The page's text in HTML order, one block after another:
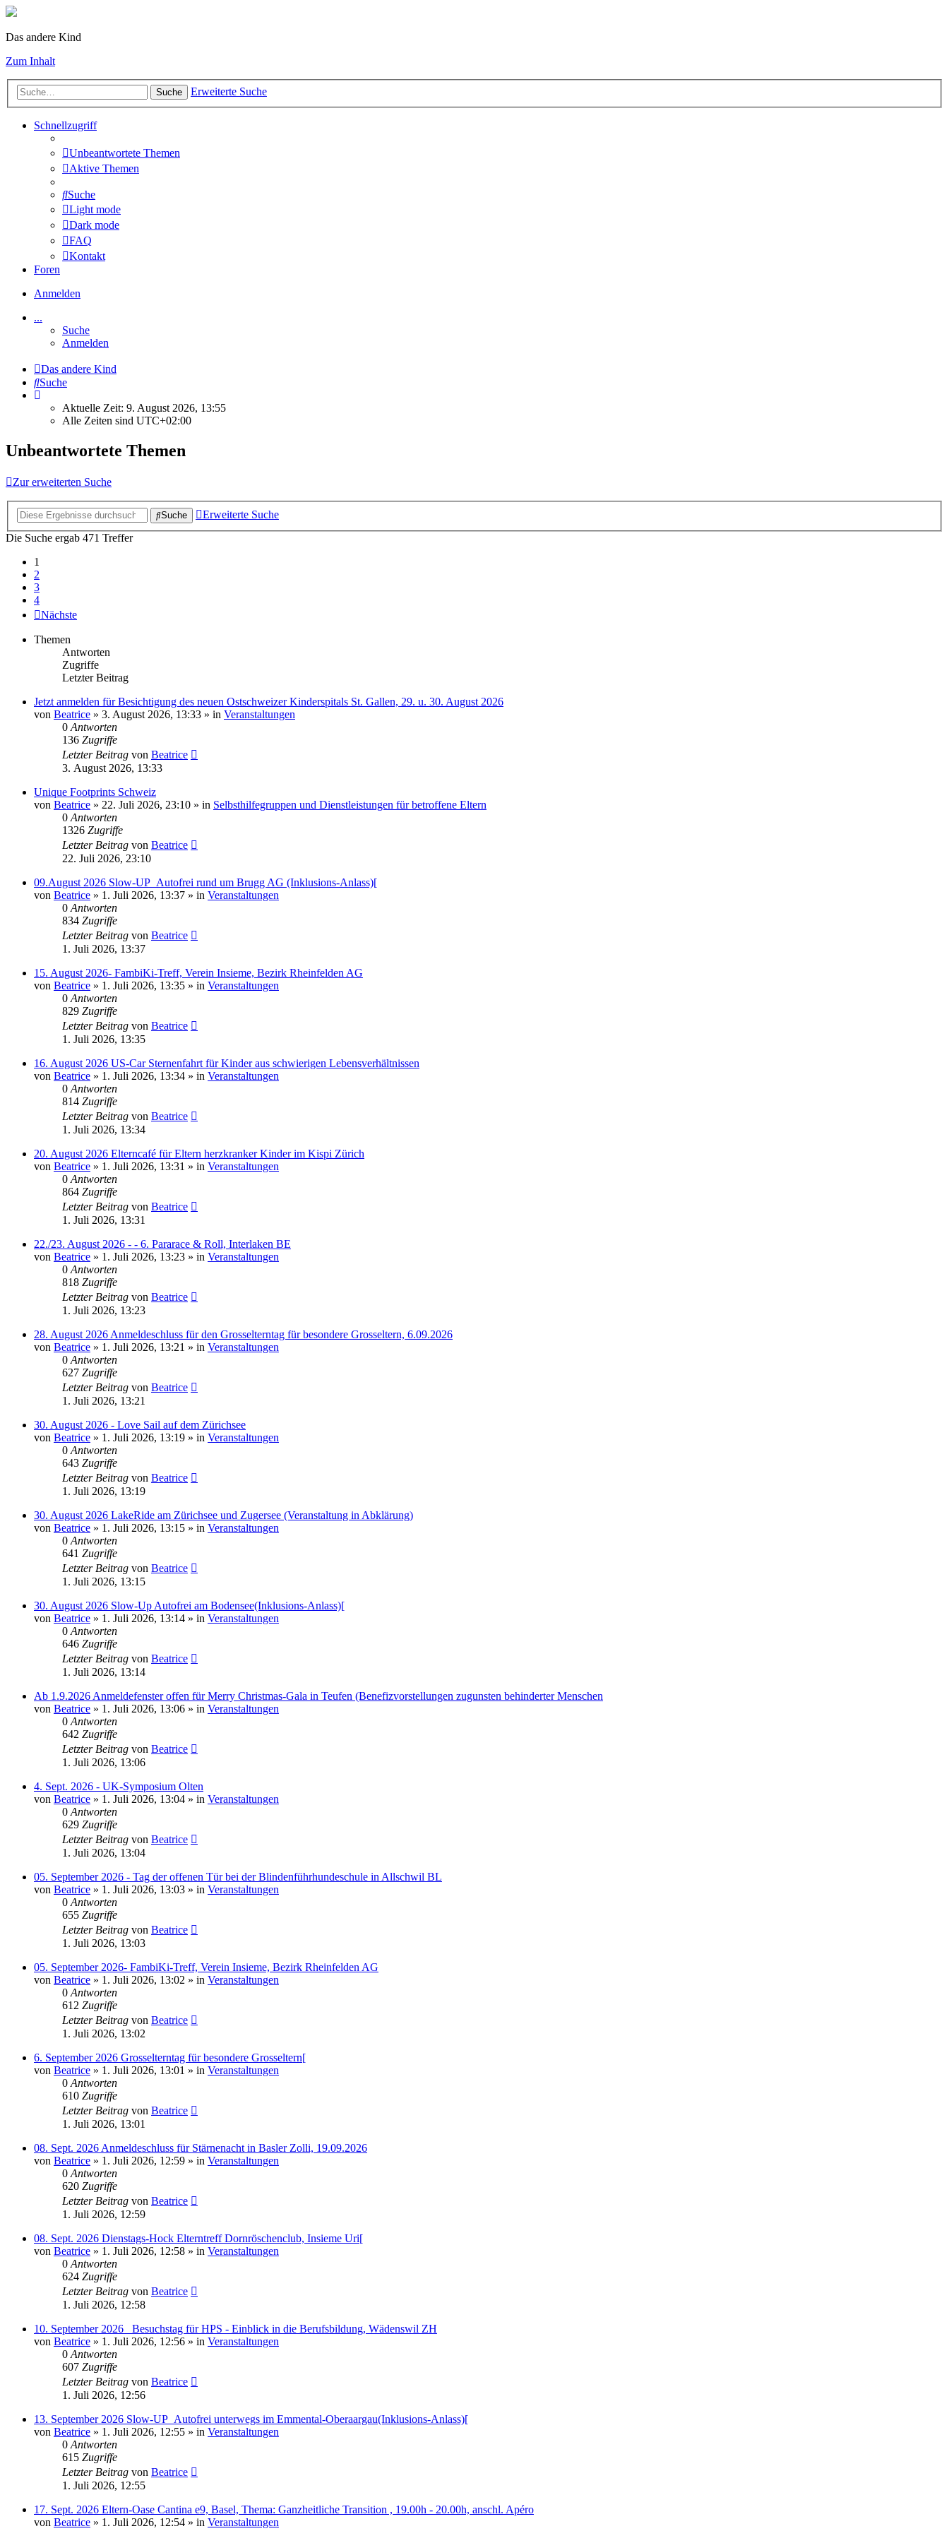
Das andere Kind
Zum Inhalt
Suche Erweiterte Suche
Schnellzugriff
Unbeantwortete Themen
Aktive Themen
Suche
Light mode
Dark mode
FAQ
Kontakt
Foren
Anmelden
...
Suche
Anmelden
Das andere Kind
Suche
Aktuelle Zeit: 9. August 2026, 13:55
Alle Zeiten sind UTC+02:00
Unbeantwortete Themen
Zur erweiterten Suche
Suche
Erweiterte Suche
Die Suche ergab 471 Treffer
1
2
3
4
Nächste
Themen
Antworten
Zugriffe
Letzter Beitrag
Jetzt anmelden für Besichtigung des neuen Ostschweizer Kinderspitals St. Gallen, 29. u. 30. August 2026
von Beatrice » 3. August 2026, 13:33 » in Veranstaltungen
0 Antworten
136 Zugriffe
Letzter Beitrag von Beatrice
3. August 2026, 13:33
Unique Footprints Schweiz
von Beatrice » 22. Juli 2026, 23:10 » in Selbsthilfegruppen und Dienstleistungen für betroffene Eltern
0 Antworten
1326 Zugriffe
Letzter Beitrag von Beatrice
22. Juli 2026, 23:10
09.August 2026 Slow-UP_Autofrei rund um Brugg AG (Inklusions-Anlass)[
von Beatrice » 1. Juli 2026, 13:37 » in Veranstaltungen
0 Antworten
834 Zugriffe
Letzter Beitrag von Beatrice
1. Juli 2026, 13:37
15. August 2026- FambiKi-Treff, Verein Insieme, Bezirk Rheinfelden AG
von Beatrice » 1. Juli 2026, 13:35 » in Veranstaltungen
0 Antworten
829 Zugriffe
Letzter Beitrag von Beatrice
1. Juli 2026, 13:35
16. August 2026 US-Car Sternenfahrt für Kinder aus schwierigen Lebensverhältnissen
von Beatrice » 1. Juli 2026, 13:34 » in Veranstaltungen
0 Antworten
814 Zugriffe
Letzter Beitrag von Beatrice
1. Juli 2026, 13:34
20. August 2026 Elterncafé für Eltern herzkranker Kinder im Kispi Zürich
von Beatrice » 1. Juli 2026, 13:31 » in Veranstaltungen
0 Antworten
864 Zugriffe
Letzter Beitrag von Beatrice
1. Juli 2026, 13:31
22./23. August 2026 - - 6. Pararace & Roll, Interlaken BE
von Beatrice » 1. Juli 2026, 13:23 » in Veranstaltungen
0 Antworten
818 Zugriffe
Letzter Beitrag von Beatrice
1. Juli 2026, 13:23
28. August 2026 Anmeldeschluss für den Grosselterntag für besondere Grosseltern, 6.09.2026
von Beatrice » 1. Juli 2026, 13:21 » in Veranstaltungen
0 Antworten
627 Zugriffe
Letzter Beitrag von Beatrice
1. Juli 2026, 13:21
30. August 2026 - Love Sail auf dem Zürichsee
von Beatrice » 1. Juli 2026, 13:19 » in Veranstaltungen
0 Antworten
643 Zugriffe
Letzter Beitrag von Beatrice
1. Juli 2026, 13:19
30. August 2026 LakeRide am Zürichsee und Zugersee (Veranstaltung in Abklärung)
von Beatrice » 1. Juli 2026, 13:15 » in Veranstaltungen
0 Antworten
641 Zugriffe
Letzter Beitrag von Beatrice
1. Juli 2026, 13:15
30. August 2026 Slow-Up Autofrei am Bodensee(Inklusions-Anlass)[
von Beatrice » 1. Juli 2026, 13:14 » in Veranstaltungen
0 Antworten
646 Zugriffe
Letzter Beitrag von Beatrice
1. Juli 2026, 13:14
Ab 1.9.2026 Anmeldefenster offen für Merry Christmas-Gala in Teufen (Benefizvorstellungen zugunsten behinderter Menschen
von Beatrice » 1. Juli 2026, 13:06 » in Veranstaltungen
0 Antworten
642 Zugriffe
Letzter Beitrag von Beatrice
1. Juli 2026, 13:06
4. Sept. 2026 - UK-Symposium Olten
von Beatrice » 1. Juli 2026, 13:04 » in Veranstaltungen
0 Antworten
629 Zugriffe
Letzter Beitrag von Beatrice
1. Juli 2026, 13:04
05. September 2026 - Tag der offenen Tür bei der Blindenführhundeschule in Allschwil BL
von Beatrice » 1. Juli 2026, 13:03 » in Veranstaltungen
0 Antworten
655 Zugriffe
Letzter Beitrag von Beatrice
1. Juli 2026, 13:03
05. September 2026- FambiKi-Treff, Verein Insieme, Bezirk Rheinfelden AG
von Beatrice » 1. Juli 2026, 13:02 » in Veranstaltungen
0 Antworten
612 Zugriffe
Letzter Beitrag von Beatrice
1. Juli 2026, 13:02
6. September 2026 Grosselterntag für besondere Grosseltern[
von Beatrice » 1. Juli 2026, 13:01 » in Veranstaltungen
0 Antworten
610 Zugriffe
Letzter Beitrag von Beatrice
1. Juli 2026, 13:01
08. Sept. 2026 Anmeldeschluss für Stärnenacht in Basler Zolli, 19.09.2026
von Beatrice » 1. Juli 2026, 12:59 » in Veranstaltungen
0 Antworten
620 Zugriffe
Letzter Beitrag von Beatrice
1. Juli 2026, 12:59
08. Sept. 2026 Dienstags-Hock Elterntreff Dornröschenclub, Insieme Uri[
von Beatrice » 1. Juli 2026, 12:58 » in Veranstaltungen
0 Antworten
624 Zugriffe
Letzter Beitrag von Beatrice
1. Juli 2026, 12:58
10. September 2026_ Besuchstag für HPS - Einblick in die Berufsbildung, Wädenswil ZH
von Beatrice » 1. Juli 2026, 12:56 » in Veranstaltungen
0 Antworten
607 Zugriffe
Letzter Beitrag von Beatrice
1. Juli 2026, 12:56
13. September 2026 Slow-UP_Autofrei unterwegs im Emmental-Oberaargau(Inklusions-Anlass)[
von Beatrice » 1. Juli 2026, 12:55 » in Veranstaltungen
0 Antworten
615 Zugriffe
Letzter Beitrag von Beatrice
1. Juli 2026, 12:55
17. Sept. 2026 Eltern-Oase Cantina e9, Basel, Thema: Ganzheitliche Transition , 19.00h - 20.00h, anschl. Apéro
von Beatrice » 1. Juli 2026, 12:54 » in Veranstaltungen